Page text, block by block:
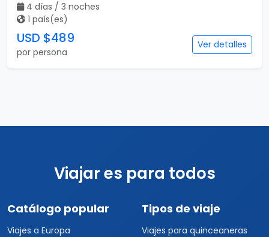
4 días / 3 noches
1 país(es)
USD $489
por persona
Ver detalles
Viajar es para todos
Catálogo popular
Viajes a Europa
Tipos de viaje
Viajes para quinceaneras